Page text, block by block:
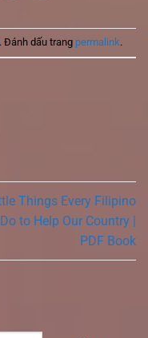
. Đánh dấu trang permalink.
Things Every Filipino
to Help Our Country |
PDF Book